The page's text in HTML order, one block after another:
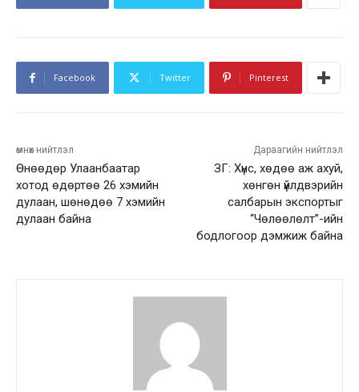
Facebook Twitter Pinterest
өмнөх нийтлэл
Өнөөдөр Улаанбаатар
хотод өдөртөө 26 хэмийн
дулаан, шөнөдөө 7 хэмийн
дулаан байна
Дараагийн нийтлэл
ЗГ: Хүнс, хөдөө аж ахуй,
хөнгөн үйлдвэрийн
салбарын экспортыг
“Чөлөөлөлт”-ийн
бодлогоор дэмжиж байна